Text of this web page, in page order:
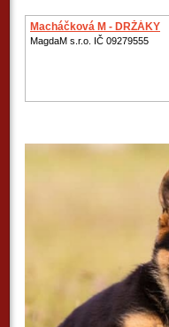
Macháčková M - DRŽÁKY
MagdaM s.r.o. IČ 09279555